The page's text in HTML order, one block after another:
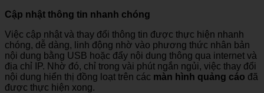
Cập nhật thông tin nhanh chóng
Việc cập nhật và thay đổi thông tin được thực hiện nhanh
chóng, dễ dàng, linh động nhờ vào phương thức nhân bản
nội dung bằng USB hoặc đẩy nội dung thông qua internet và
địa chỉ IP. Nhờ đó, chỉ trong vài phút ngắn ngủi, việc thay đổi
nội dung hiển thị đồng loạt trên các màn hình quảng cáo đã
được thực hiện xong.